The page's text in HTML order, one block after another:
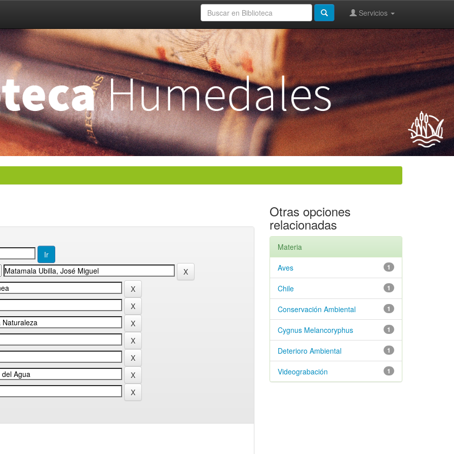
Servicios
Otras opciones
relacionadas
Materia
1
Aves
1
Chile
1
Conservación Ambiental
1
Cygnus Melancoryphus
1
Deterioro Ambiental
1
Videograbación